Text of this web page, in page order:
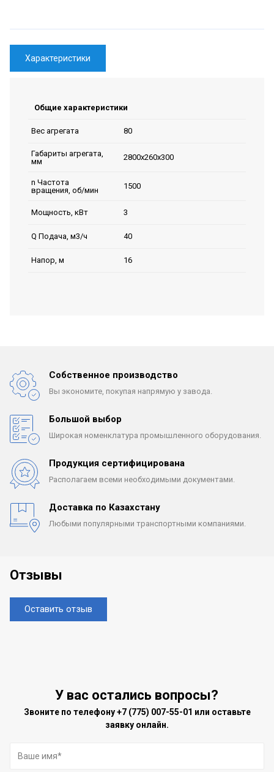
Характеристики
Общие характеристики
Вес агрегата 80
Габариты агрегата,
мм
2800х260х300
n Частота
вращения, об/мин
1500
Мощность, кВт 3
Q Подача, м3/ч 40
Напор, м 16
Собственное производство
Вы экономите, покупая напрямую у завода.
Большой выбор
Широкая номенклатура промышленного оборудования.
Продукция сертифицирована
Располагаем всеми необходимыми документами.
Доставка по Казахстану
Любыми популярными транспортными компаниями.
Отзывы
Оставить отзыв
У вас остались вопросы?
Звоните по телефону+7 (775) 007-55-01 или оставьте
заявку онлайн.